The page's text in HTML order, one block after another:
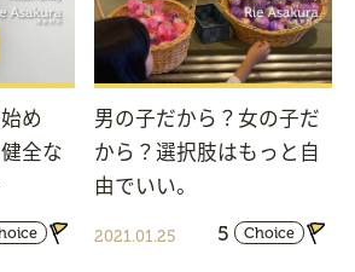
め
全な
男の子だから？女の子だ
から？選択肢はもっと自
由でいい。
2021.01.25 5 Choice